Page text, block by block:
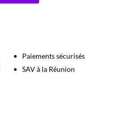
Paiements sécurisés
SAV à la Réunion